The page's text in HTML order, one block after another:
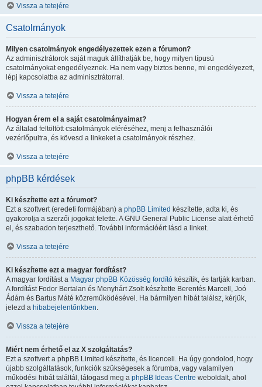
Vissza a tetejére
Csatolmányok
Milyen csatolmányok engedélyezettek ezen a fórumon?
Az adminisztrátorok saját maguk állíthatják be, hogy milyen típusú
csatolmányokat engedélyeznek. Ha nem vagy biztos benne, mi engedélyezett,
lépj kapcsolatba az adminisztrátorral.
Vissza a tetejére
Hogyan érem el a saját csatolmányaimat?
Az általad feltöltött csatolmányok eléréséhez, menj a felhasználói
vezérlőpultra, és kövesd a linkeket a csatolmányok részhez.
Vissza a tetejére
phpBB kérdések
Ki készítette ezt a fórumot?
Ezt a szoftvert (eredeti formájában) a phpBB Limited készítette, adta ki, és
gyakorolja a szerzői jogokat felette. A GNU General Public License alatt érhető
el, és szabadon terjeszthető. További információért lásd a linket.
Vissza a tetejére
Ki készítette ezt a magyar fordítást?
A magyar fordítást a Magyar phpBB Közösség fordító készítik, és tartják karban.
A fordítást Fodor Bertalan és Menyhárt Zsolt készítette Berentés Marcell, Joó
Ádám és Bartus Máté közreműködésével. Ha bármilyen hibát találsz, kérjük,
jelezd a hibabejelentőnkben.
Vissza a tetejére
Miért nem érhető el az X szolgáltatás?
Ezt a szoftvert a phpBB Limited készítette, és licenceli. Ha úgy gondolod, hogy
újabb szolgáltatások, funkciók szükségesek a fórumba, vagy valamilyen
működési hibát találtál, látogasd meg a phpBB Ideas Centre weboldalt, ahol